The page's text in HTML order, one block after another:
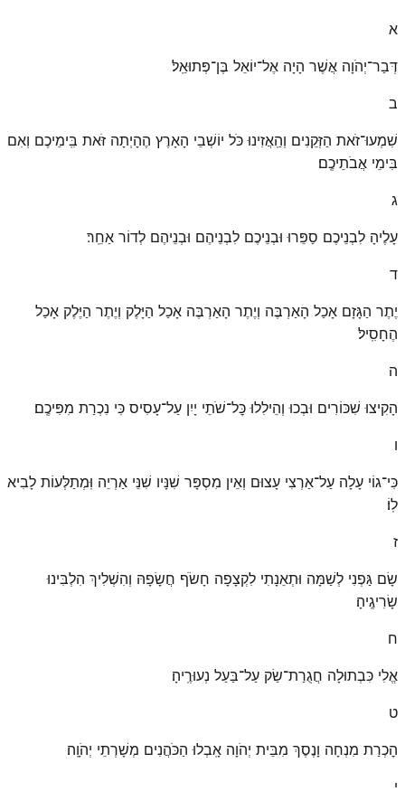
א
דְּבַר־יְהֹוָה אֲשֶׁר הָיָה אֶל־יוֹאֵל בֶּן־פְּתוּאֵֽל׃
ב
שִׁמְעוּ־זֹאת הַזְּקֵנִים וְהַֽאֲזִינוּ כֹּל יוֹשְׁבֵי הָאָרֶץ הֶהָיְתָה זֹּאת בִּֽימֵיכֶם וְאִם
בִּימֵי אֲבֹתֵיכֶֽם׃
ג
עָלֶיהָ לִבְנֵיכֶם סַפֵּרוּ וּבְנֵיכֶם לִבְנֵיהֶם וּבְנֵיהֶם לְדוֹר אַחֵֽר׃
ד
יֶתֶר הַגָּזָם אָכַל הָאַרְבֶּה וְיֶתֶר הָאַרְבֶּה אָכַל הַיָּלֶק וְיֶתֶר הַיֶּלֶק אָכַל
הֶחָסִֽיל׃
ה
הָקִיצוּ שִׁכּוֹרִים וּבְכוּ וְהֵילִלוּ כׇּל־שֹׁתֵי יָיִן עַל־עָסִיס כִּי נִכְרַת מִפִּיכֶֽם׃
ו
כִּי־גוֹי עָלָה עַל־אַרְצִי עָצוּם וְאֵין מִסְפָּר שִׁנָּיו שִׁנֵּי אַרְיֵה וּֽמְתַלְּעוֹת לָבִיא
לֽוֹ׃
ז
שָׂם גַּפְנִי לְשַׁמָּה וּתְאֵנָתִי לִקְצָפָה חָשֹׂף חֲשָׂפָהּ וְהִשְׁלִיךְ הִלְבִּינוּ
שָׂרִיגֶֽיהָ׃
ח
אֱלִי כִּבְתוּלָה חֲגֻרַת־שַׂק עַל־בַּעַל נְעוּרֶֽיהָ׃
ט
הׇכְרַת מִנְחָה וָנֶסֶךְ מִבֵּית יְהֹוָה אָֽבְלוּ הַכֹּהֲנִים מְשָׁרְתֵי יְהֹוָֽה׃
י